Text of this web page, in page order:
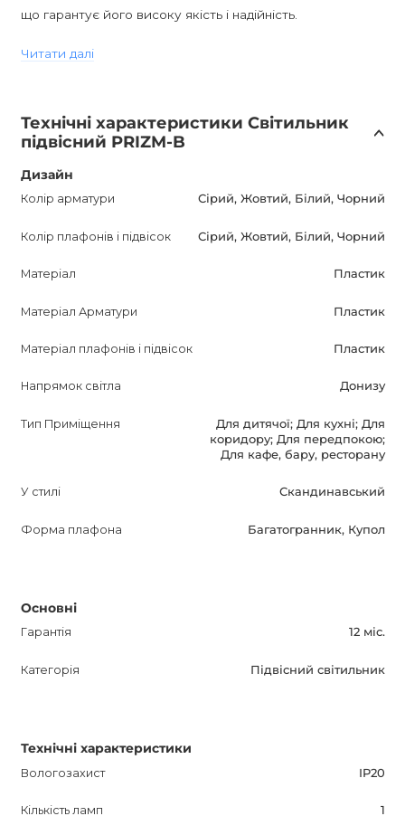
що гарантує його високу якість і надійність.
Виготовлений з пластику, світильник має рівень
забезпечує простоту установки і заміни ламп.
PRIZM-B підвісний світильник не тільки забезпечить
освітлення приміщення, але і стане стильним
геометрична форма надають особливу елегантність і
Завдяки оптимізованому опису для пошукових систем,
світильник. Інформативний і привабливий опис
Читати далі
Технічні характеристики Світильник
підвісний PRIZM-B
Дизайн
Колір арматури Сірий, Жовтий, Білий, Чорний
Колір плафонів і підвісок Сірий, Жовтий, Білий, Чорний
Матеріал Пластик
Матеріал Арматури Пластик
Матеріал плафонів і підвісок Пластик
Напрямок світла Донизу
Тип Приміщення
Для дитячої; Для кухні; Для
коридору; Для передпокою;
Для кафе, бару, ресторану
У стилі Скандинавський
Форма плафона Багатогранник, Купол
Основні
Гарантія 12 міс.
Категорія Підвісний світильник
Технічні характеристики
Вологозахист IP20
Кількість ламп 1